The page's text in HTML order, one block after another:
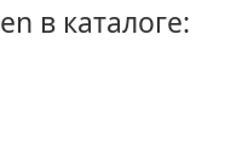
в каталоге: